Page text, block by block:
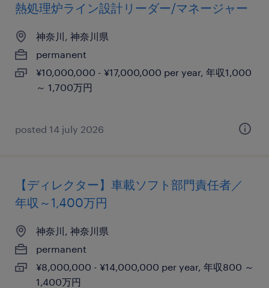
熱処理炉ライン設計リーダー/マネージャー
神奈川, 神奈川県
permanent
¥10,000,000 - ¥17,000,000 per year, 年収1,000
～ 1,700万円
posted 14 july 2026
【ディレクター】車載ソフト部門責任者／
年収～1,400万円
神奈川, 神奈川県
permanent
¥8,000,000 - ¥14,000,000 per year, 年収800 ～
1,400万円